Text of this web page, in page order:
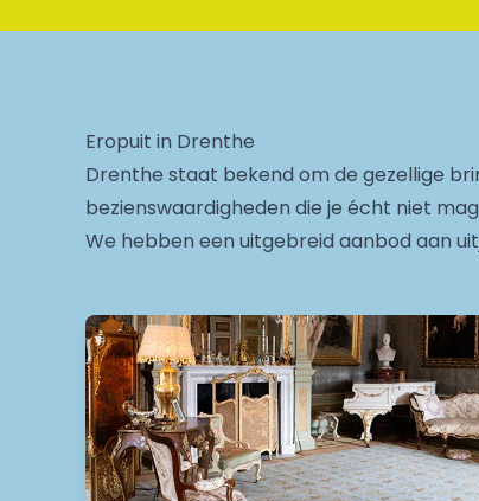
Eropuit in Drenthe
Drenthe staat bekend om de gezellige
bezienswaardigheden die je écht niet
We hebben een uitgebreid aanbod aan